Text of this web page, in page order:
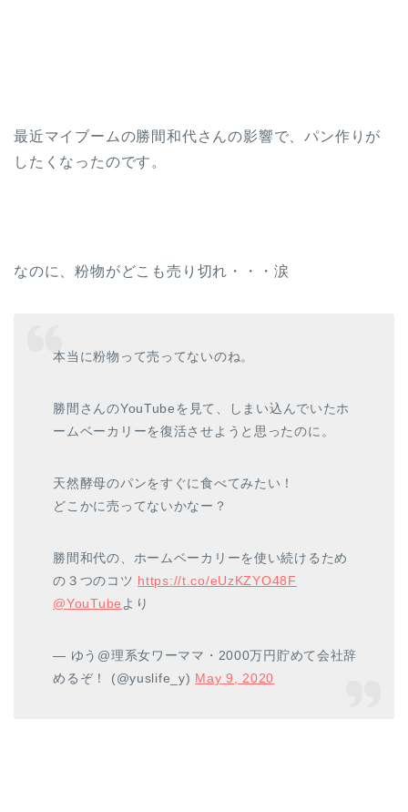
最近マイブームの勝間和代さんの影響で、パン作りが
したくなったのです。
なのに、粉物がどこも売り切れ・・・涙
本当に粉物って売ってないのね。
勝間さんのYouTubeを見て、しまい込んでいたホ
ームベーカリーを復活させようと思ったのに。
天然酵母のパンをすぐに食べてみたい！
どこかに売ってないかなー？
勝間和代の、ホームベーカリーを使い続けるため
の３つのコツ https://t.co/eUzKZYO48F
@YouTube より
— ゆう@理系女ワーママ・2000万円貯めて会社辞
めるぞ！ (@yuslife_y) May 9, 2020